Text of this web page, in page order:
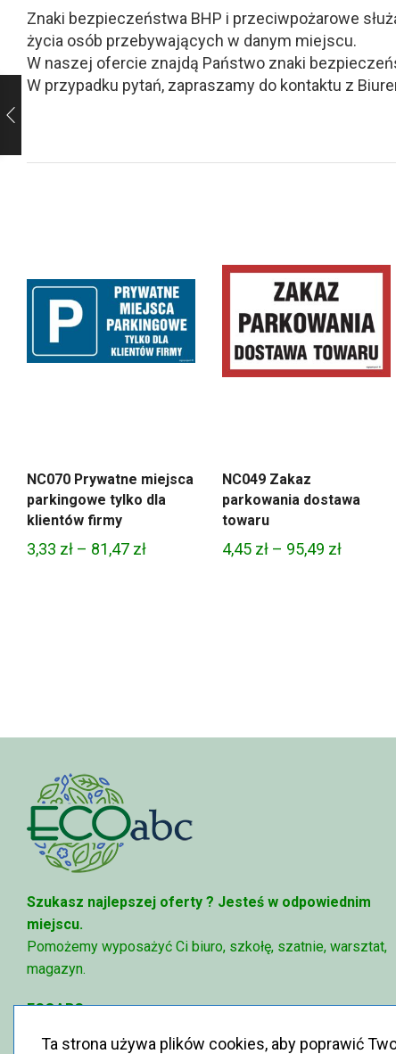
Znaki bezpieczeństwa BHP i przeciwpożarowe
życia osób przebywających w danym miejscu.
W naszej ofercie znajdą Państwo znaki
W przypadku pytań, zapraszamy do kontaktu z
NC070 Prywatne miejsca
parkingowe tylko dla
klientów firmy
3,33 zł – 81,47 złZakres
NC049 Zakaz
parkowania dostawa
towaru
4,45 zł – 95,49 złZakres
Szukasz najlepszej oferty ? Jesteś w odpowiednim
miejscu.
Pomożemy wyposażyć Ci biuro, szkołę, szatnie, warsztat,
magazyn.
ECOABC
Ta strona używa plików cookies, aby poprawić